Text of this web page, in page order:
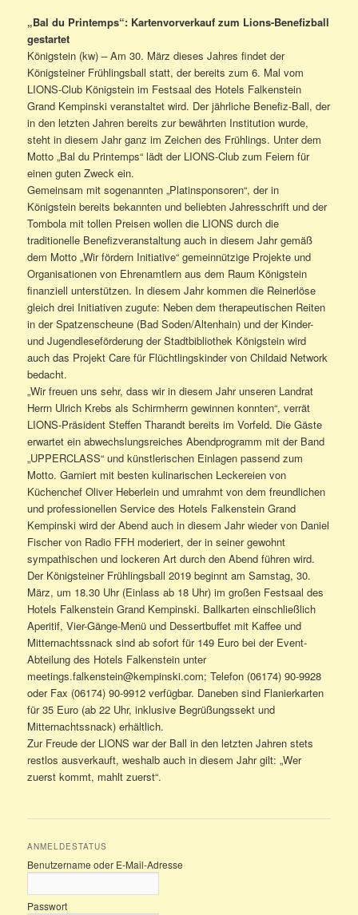
„Bal du Printemps“: Kartenvorverkauf zum Lions-Benefizball
gestartet
Königstein (kw) – Am 30. März dieses Jahres findet der
Königsteiner Frühlingsball statt, der bereits zum 6. Mal vom
LIONS-Club Königstein im Festsaal des Hotels Falkenstein
Grand Kempinski veranstaltet wird. Der jährliche Benefiz-Ball, der
in den letzten Jahren bereits zur bewährten Institution wurde,
steht in diesem Jahr ganz im Zeichen des Frühlings. Unter dem
Motto „Bal du Printemps“ lädt der LIONS-Club zum Feiern für
einen guten Zweck ein.
Gemeinsam mit sogenannten „Platinsponsoren“, der in
Königstein bereits bekannten und beliebten Jahresschrift und der
Tombola mit tollen Preisen wollen die LIONS durch die
traditionelle Benefizveranstaltung auch in diesem Jahr gemäß
dem Motto „Wir fördern Initiative“ gemeinnützige Projekte und
Organisationen von Ehrenamtlern aus dem Raum Königstein
finanziell unterstützen. In diesem Jahr kommen die Reinerlöse
gleich drei Initiativen zugute: Neben dem therapeutischen Reiten
in der Spatzenscheune (Bad Soden/Altenhain) und der Kinder-
und Jugendleseförderung der Stadtbibliothek Königstein wird
auch das Projekt Care für Flüchtlingskinder von Childaid Network
bedacht.
„Wir freuen uns sehr, dass wir in diesem Jahr unseren Landrat
Herrn Ulrich Krebs als Schirmherrn gewinnen konnten“, verrät
LIONS-Präsident Steffen Tharandt bereits im Vorfeld. Die Gäste
erwartet ein abwechslungsreiches Abendprogramm mit der Band
„UPPERCLASS“ und künstlerischen Einlagen passend zum
Motto. Garniert mit besten kulinarischen Leckereien von
Küchenchef Oliver Heberlein und umrahmt von dem freundlichen
und professionellen Service des Hotels Falkenstein Grand
Kempinski wird der Abend auch in diesem Jahr wieder von Daniel
Fischer von Radio FFH moderiert, der in seiner gewohnt
sympathischen und lockeren Art durch den Abend führen wird.
Der Königsteiner Frühlingsball 2019 beginnt am Samstag, 30.
März, um 18.30 Uhr (Einlass ab 18 Uhr) im großen Festsaal des
Hotels Falkenstein Grand Kempinski. Ballkarten einschließlich
Aperitif, Vier-Gänge-Menü und Dessertbuffet mit Kaffee und
Mitternachtssnack sind ab sofort für 149 Euro bei der Event-
Abteilung des Hotels Falkenstein unter
meetings.falkenstein@kempinski.com; Telefon (06174) 90-9928
oder Fax (06174) 90-9912 verfügbar. Daneben sind Flanierkarten
für 35 Euro (ab 22 Uhr, inklusive Begrüßungssekt und
Mitternachtssnack) erhältlich.
Zur Freude der LIONS war der Ball in den letzten Jahren stets
restlos ausverkauft, weshalb auch in diesem Jahr gilt: „Wer
zuerst kommt, mahlt zuerst“.
ANMELDESTATUS
Benutzername oder E-Mail-Adresse
Passwort